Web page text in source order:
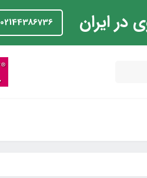
ایران 02144386736